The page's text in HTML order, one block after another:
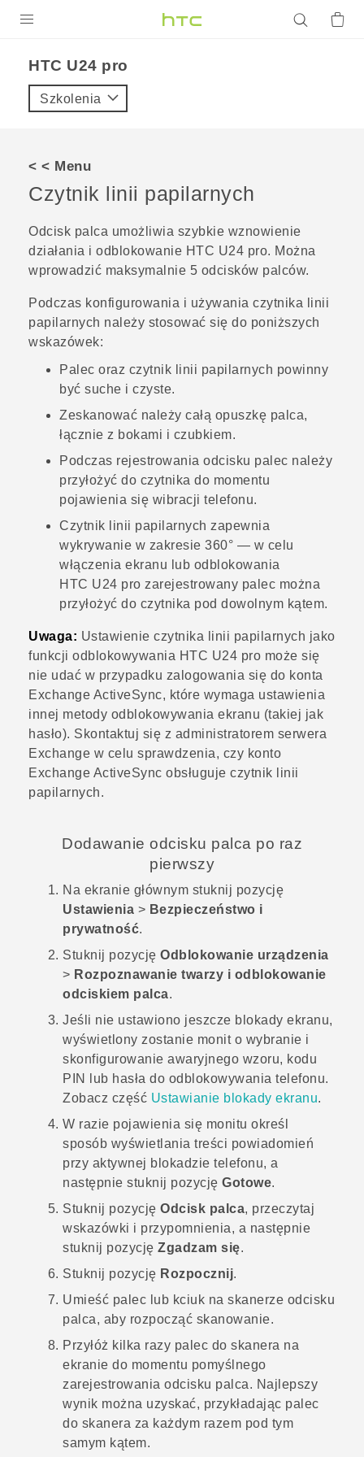
VIVE
POMOC TECHNICZNA
HTC U24 pro‎
Szkolenia
< < Menu
Czytnik linii papilarnych
Odcisk palca umożliwia szybkie wznowienie
działania i odblokowanie HTC U24 pro. Można
wprowadzić maksymalnie 5 odcisków palców.
Podczas konfigurowania i używania czytnika linii
papilarnych należy stosować się do poniższych
wskazówek:
Palec oraz czytnik linii papilarnych powinny
być suche i czyste.
Zeskanować należy całą opuszkę palca,
łącznie z bokami i czubkiem.
Podczas rejestrowania odcisku palec należy
przyłożyć do czytnika do momentu
pojawienia się wibracji telefonu.
Czytnik linii papilarnych zapewnia
wykrywanie w zakresie 360° — w celu
włączenia ekranu lub odblokowania
HTC U24 pro zarejestrowany palec można
przyłożyć do czytnika pod dowolnym kątem.
Uwaga: Ustawienie czytnika linii papilarnych jako
funkcji odblokowywania HTC U24 pro może się
nie udać w przypadku zalogowania się do konta
Exchange ActiveSync, które wymaga ustawienia
innej metody odblokowywania ekranu (takiej jak
hasło). Skontaktuj się z administratorem serwera
Exchange w celu sprawdzenia, czy konto
Exchange ActiveSync obsługuje czytnik linii
papilarnych.
Dodawanie odcisku palca po raz
pierwszy
Na ekranie głównym stuknij pozycję
Ustawienia > Bezpieczeństwo i
prywatność.
Stuknij pozycję Odblokowanie urządzenia
> Rozpoznawanie twarzy i odblokowanie
odciskiem palca.
Jeśli nie ustawiono jeszcze blokady ekranu,
wyświetlony zostanie monit o wybranie i
skonfigurowanie awaryjnego wzoru, kodu
PIN lub hasła do odblokowywania telefonu.
Zobacz część Ustawianie blokady ekranu.
W razie pojawienia się monitu określ
sposób wyświetlania treści powiadomień
przy aktywnej blokadzie telefonu, a
następnie stuknij pozycję Gotowe.
Stuknij pozycję Odcisk palca, przeczytaj
wskazówki i przypomnienia, a następnie
stuknij pozycję Zgadzam się.
Stuknij pozycję Rozpocznij.
Umieść palec lub kciuk na skanerze odcisku
palca, aby rozpocząć skanowanie.
Przyłóż kilka razy palec do skanera na
ekranie do momentu pomyślnego
zarejestrowania odcisku palca. Najlepszy
wynik można uzyskać, przykładając palec
do skanera za każdym razem pod tym
samym kątem.